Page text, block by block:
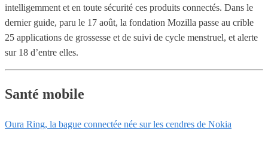
intelligemment et en toute sécurité ces produits connectés. Dans le
dernier guide, paru le 17 août, la fondation Mozilla passe au crible
25 applications de grossesse et de suivi de cycle menstruel, et alerte
sur 18 d’entre elles.
Santé mobile
Oura Ring, la bague connectée née sur les cendres de Nokia